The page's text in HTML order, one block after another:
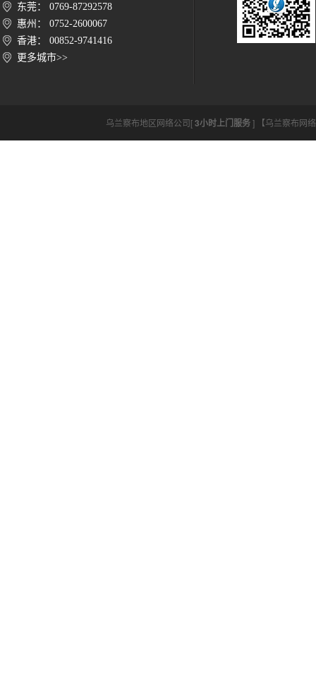
东莞： 0769-87292578
惠州： 0752-2600067
香港： 00852-9741416
更多城市>>
乌兰察布地区网络公司[3小时上门服务] 【乌兰察布网